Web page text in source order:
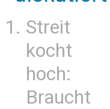
Streit
kocht
hoch:
Braucht